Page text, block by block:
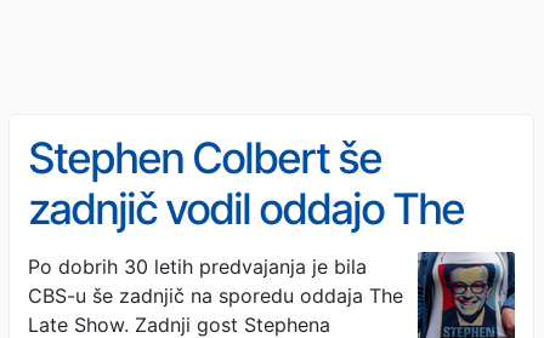
Stephen Colbert še
zadnjič vodil oddajo The
Late Show. Trump: "Hvala
bogu, da je končno odšel!"
Po dobrih 30 letih predvajanja je bila
CBS-u še zadnjič na sporedu oddaja The
Late Show. Zadnji gost Stephena